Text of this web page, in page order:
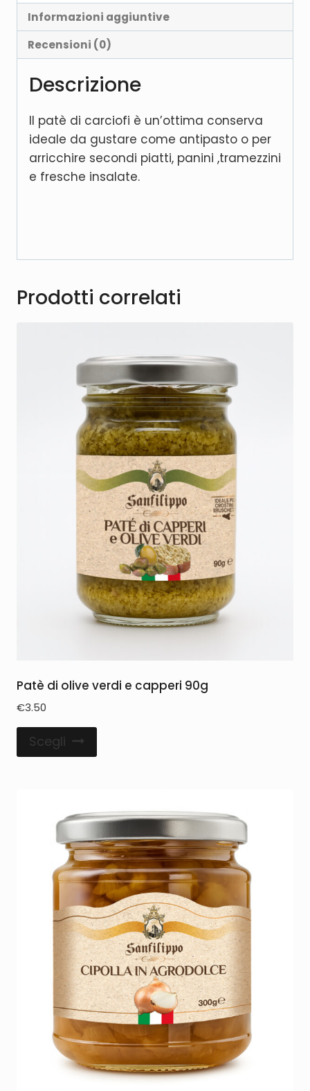
Informazioni aggiuntive
Recensioni (0)
Descrizione
Il patè di carciofi è un’ottima conserva
ideale da gustare come antipasto o per
arricchire secondi piatti, panini ,tramezzini
e fresche insalate.
Prodotti correlati
Patè di olive verdi e capperi 90g
€3.50
Scegli